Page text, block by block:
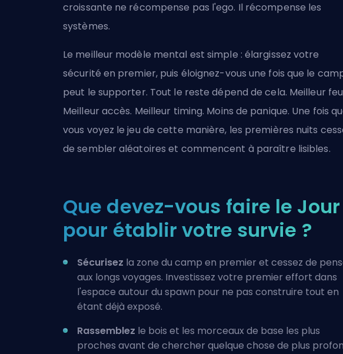
croissante ne récompense pas l'ego. Il récompense les
systèmes.
Le meilleur modèle mental est simple : élargissez votre
sécurité en premier, puis éloignez-vous une fois que le
peut le supporter. Tout le reste dépend de cela. Meilleur
Meilleur accès. Meilleur timing. Moins de panique. Une fois
vous voyez le jeu de cette manière, les premières nuits
de sembler aléatoires et commencent à paraître lisibles.
Que devez-vous faire le Jour
pour établir votre survie ?
Sécurisez la zone du camp en premier et cessez de
aux longs voyages. Investissez votre premier effort dans
l'espace autour du spawn pour ne pas construire tout en
étant déjà exposé.
Rassemblez le bois et les morceaux de base les plus
proches avant de chercher quelque chose de plus